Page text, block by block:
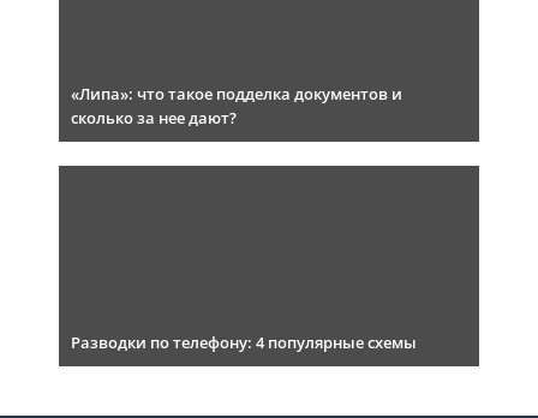
«Липа»: что такое подделка документов и
сколько за нее дают?
Разводки по телефону: 4 популярные схемы